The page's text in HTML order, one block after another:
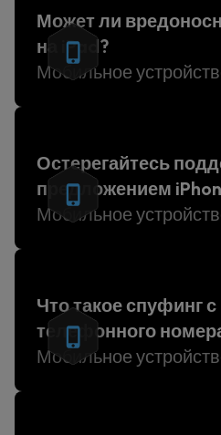
Может ли
на iPad?
Мобильное
Остерегайтесь
предложением
Мобильное
Что такое спуфинг
телефонного
Мобильное